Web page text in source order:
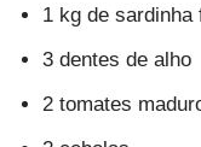
1 kg de sardinha
3 dentes de alho
2 tomates